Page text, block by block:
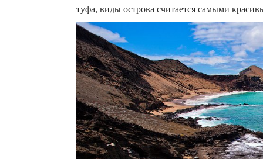
туфа, виды острова считается самыми